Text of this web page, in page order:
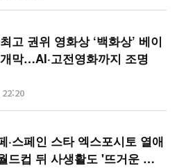
고 권위 영화상 ‘백화상’ 베이
막…AI·고전영화까지 조명
·스페인 스타 엑스포시토 열애
드컵 뒤 사생활도 '뜨거운 관